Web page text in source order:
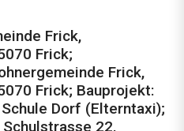
Frick,
Frick;
Frick,
Frick; Bauprojekt:
Dorf (Elterntaxi);
22.